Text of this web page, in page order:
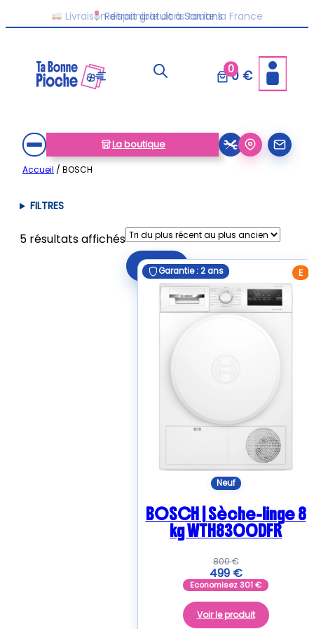
au
Retrait gratuit à Sarrians
Livraison disponible dans toute la France
00 €
La boutique
Accueil / BOSCH
FILTRES
5 résultats affichésTrié
du
plus
récent
Filtrer E
Garantie : 2 ans
Neuf
Garantie : 2 ans
BOSCH | Sèche-linge 8
kg WTH8300DFR
800€
499 €
Economisez301€
Voir le produit